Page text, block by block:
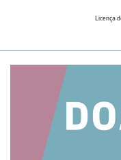
Licença